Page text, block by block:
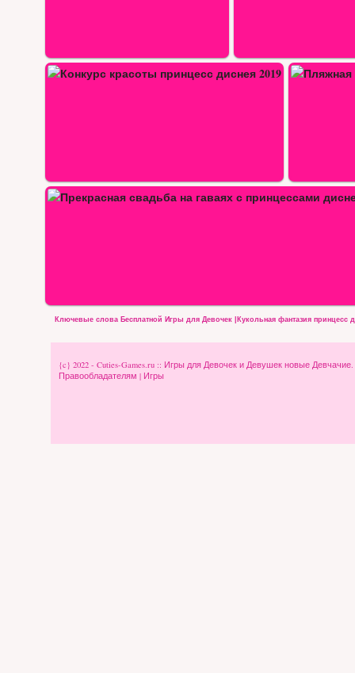
Пляжная вечеринка с принцессами…
Ключевые слова Бесплатной Игры для Девочек |Кукольная фантазия принцесс
{c} 2022 - Cuties-Games.ru :: Игры для Девочек и Девушек новые
Правообладателям | Игры